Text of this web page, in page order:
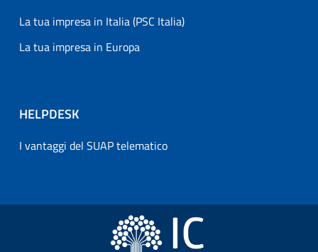
La tua impresa in Italia (PSC Italia)
La tua impresa in Europa
HELPDESK
I vantaggi del SUAP telematico